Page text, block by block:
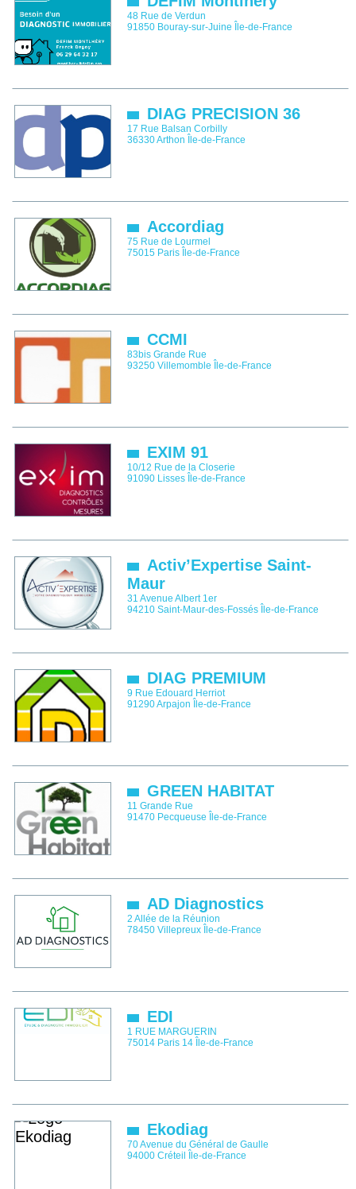
48 Rue de Verdun
91850 Bouray-sur-Juine Île-de-France
DIAG PRECISION 36
17 Rue Balsan Corbilly
36330Arthon Île-de-France
Accordiag
75 Rue de Lourmel
75015 Paris Île-de-France
CCMI
83bis Grande Rue
93250 Villemomble Île-de-France
EXIM 91
10/12 Rue de la Closerie
91090 Lisses Île-de-France
Activ’Expertise Saint-
Maur
31 Avenue Albert 1er
94210 Saint-Maur-des-Fossés Île-de-France
DIAG PREMIUM
9 Rue Edouard Herriot
91290Arpajon Île-de-France
GREEN HABITAT
11 Grande Rue
91470 Pecqueuse Île-de-France
AD Diagnostics
2 Allée de la Réunion
78450 Villepreux Île-de-France
EDI
1 RUE MARGUERIN
75014 Paris 14 Île-de-France
Ekodiag
70 Avenue du Général de Gaulle
94000 Créteil Île-de-France